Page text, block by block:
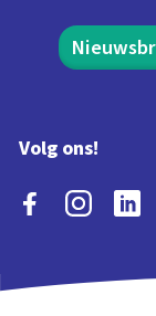
Volg ons!